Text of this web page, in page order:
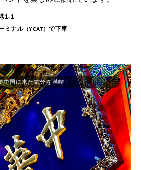
1-1
ミナル（YCAT）で下車
中国に来た気分を満喫！